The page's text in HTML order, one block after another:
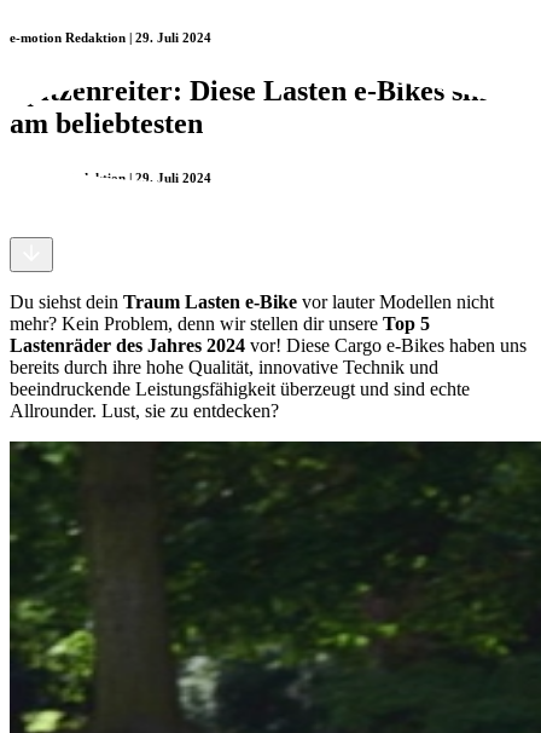
e-motion Redaktion | 29. Juli 2024
Spitzenreiter: Diese Lasten e-Bikes sind
am beliebtesten
e-motion Redaktion | 29. Juli 2024
Du siehst dein Traum Lasten e-Bike vor lauter Modellen nicht
mehr? Kein Problem, denn wir stellen dir unsere Top 5
Lastenräder des Jahres 2024 vor! Diese Cargo e-Bikes haben uns
bereits durch ihre hohe Qualität, innovative Technik und
beeindruckende Leistungsfähigkeit überzeugt und sind echte
Allrounder. Lust, sie zu entdecken?